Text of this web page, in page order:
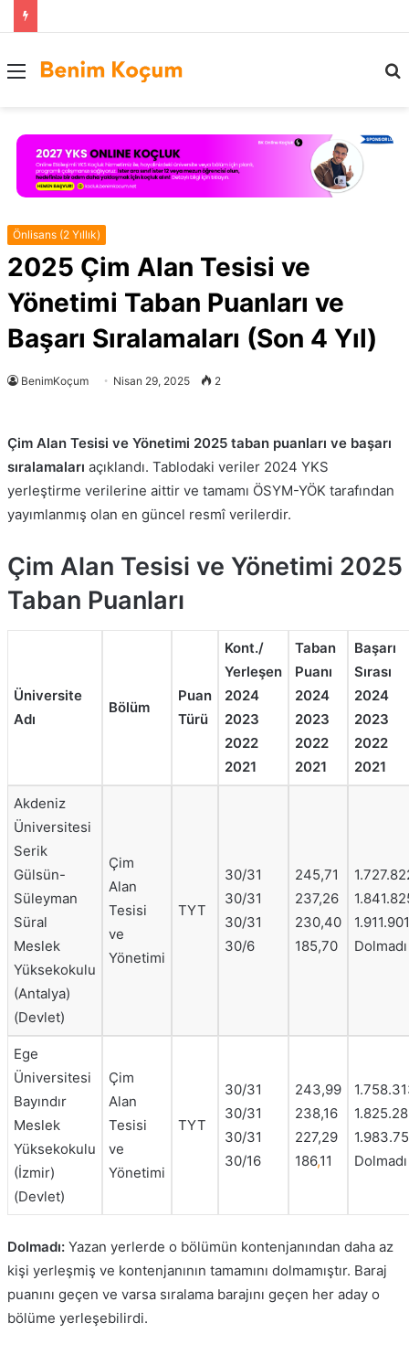
Menü
Önlisans (2 Yıllık)
2025 Çim Alan Tesisi ve
Yönetimi Taban Puanları ve
Başarı Sıralamaları (Son 4 Yıl)
BenimKoçum Nisan 29, 2025 2
Çim Alan Tesisi ve Yönetimi 2025 taban puanları ve başarı
sıralamaları açıklandı. Tablodaki veriler 2024 YKS
yerleştirme verilerine aittir ve tamamı ÖSYM-YÖK tarafından
yayımlanmış olan en güncel resmî verilerdir.
Çim Alan Tesisi ve Yönetimi 2025
Taban Puanları
Üniversite
Adı
Bölüm
Puan
Türü
Kont./
Yerleşen
2024
2023
2022
2021
Taban
Puanı
2024
2023
2022
2021
Başarı
Sırası
2024
2023
2022
2021
Akdeniz
Üniversitesi
Serik
Gülsün-
Süleyman
Süral
Meslek
Yüksekokulu
(Antalya)
(Devlet)
Çim
Alan
Tesisi
ve
Yönetimi
TYT
30/31
30/31
30/31
30/6
245,71
237,26
230,40
185,70
1.911.901
Dolmadı
Ege
Üniversitesi
Bayındır
Meslek
Yüksekokulu
(İzmir)
(Devlet)
Çim
Alan
Tesisi
ve
Yönetimi
TYT
30/31
30/31
30/31
30/16
243,99
238,16
227,29
186,11
Dolmadı
Dolmadı:Yazan yerlerde o bölümün kontenjanından daha az
kişi yerleşmiş ve kontenjanının tamamını dolmamıştır. Baraj
puanını geçen ve varsa sıralama barajını geçen her aday o
bölüme yerleşebilirdi.